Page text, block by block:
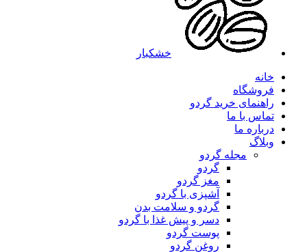
خشکبار
خانه
فروشگاه
راهنمای خرید گردو
تماس با ما
درباره ما
وبلاگ
مجله گردو
گردو
مغز گردو
آشپزی با گردو
گردو و سلامت بدن
دسر و پیش غذا با گردو
پوست گردو
روغن گردو